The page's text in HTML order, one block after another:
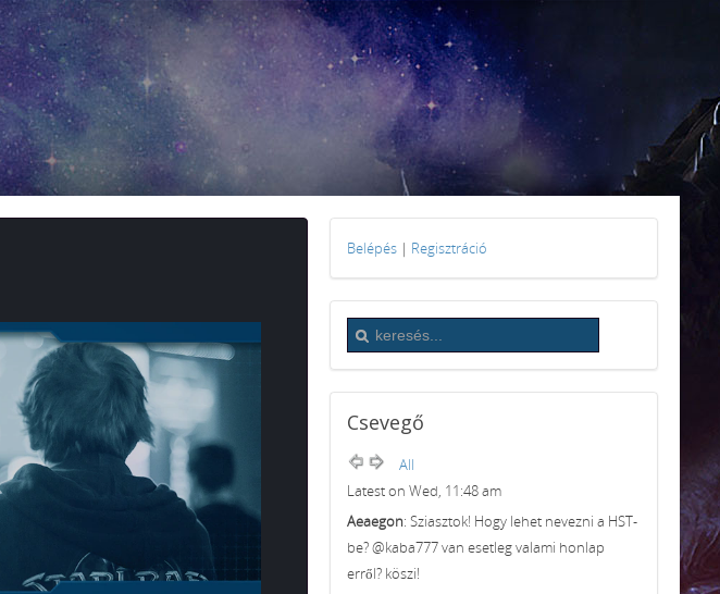
Belépés | Regisztráció
Csevegő
All
Latest on Wed, 11:48 am
Aeaegon: Sziasztok! Hogy lehet nevezni a HST-
be? @kaba777 van esetleg valami honlap
erről? köszi!